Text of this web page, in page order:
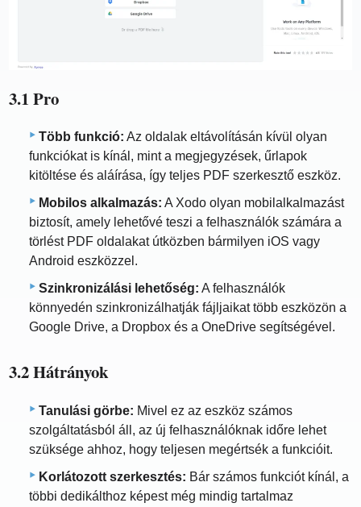
3.1 Pro
Több funkció: Az oldalak eltávolításán kívül olyan
funkciókat is kínál, mint a megjegyzések, űrlapok
kitöltése és aláírása, így teljes PDF szerkesztő eszköz.
Mobilos alkalmazás: A Xodo olyan mobilalkalmazást
biztosít, amely lehetővé teszi a felhasználók számára a
törlést PDF oldalakat útközben bármilyen iOS vagy
Android eszközzel.
Szinkronizálási lehetőség: A felhasználók
könnyedén szinkronizálhatják fájljaikat több eszközön a
Google Drive, a Dropbox és a OneDrive segítségével.
3.2 Hátrányok
Tanulási görbe: Mivel ez az eszköz számos
szolgáltatásból áll, az új felhasználóknak időre lehet
szüksége ahhoz, hogy teljesen megértsék a funkcióit.
Korlátozott szerkesztés: Bár számos funkciót kínál, a
többi dedikálthoz képest még mindig tartalmaz